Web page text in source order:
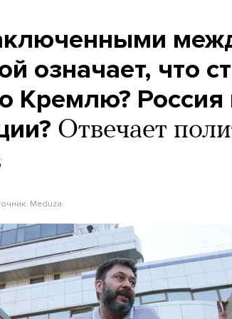
означает, что
Кремлю? Россия
Отвечает
Meduza